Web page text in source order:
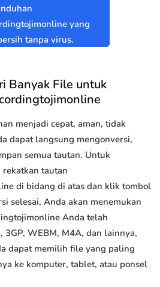
yang
tanpa virus.
Banyak File untuk
menjadi cepat, aman, tidak
dapat langsung mengonversi,
semua tautan. Untuk
rekatkan tautan
di bidang di atas dan klik tombol
selesai, Anda akan menemukan
Anda telah
3GP, WEBM, M4A, dan lainnya,
dapat memilih file yang paling
ke komputer, tablet, atau ponsel